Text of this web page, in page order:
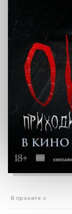
В прокате с